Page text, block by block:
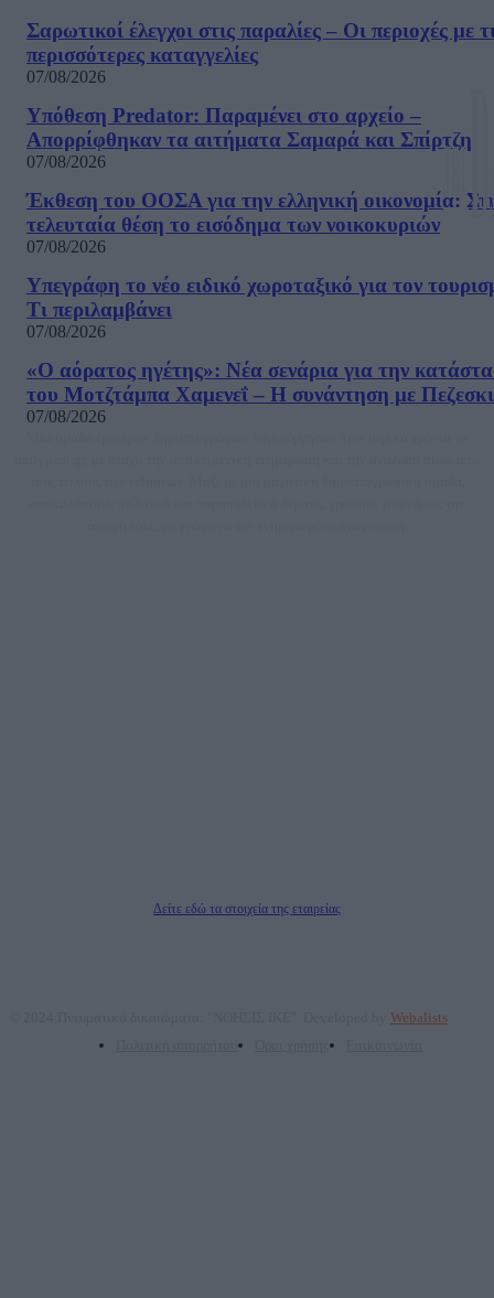
Σαρωτικοί έλεγχοι στις παραλίες – Οι περιοχές με
περισσότερες καταγγελίες
07/08/2026
Υπόθεση Predator: Παραμένει στο αρχείο –
Απορρίφθηκαν τα αιτήματα Σαμαρά και Σπίρτζη
07/08/2026
Έκθεση του ΟΟΣΑ για την ελληνική οικονομία:
τελευταία θέση το εισόδημα των νοικοκυριών
07/08/2026
Υπεγράφη το νέο ειδικό χωροταξικό για τον
Τι περιλαμβάνει
07/08/2026
«Ο αόρατος ηγέτης»: Νέα σενάρια για την
του Μοτζτάμπα Χαμενεΐ – Η συνάντηση με
07/08/2026
Δείτε εδώ τα στοιχεία της εταιρείας
Webalists